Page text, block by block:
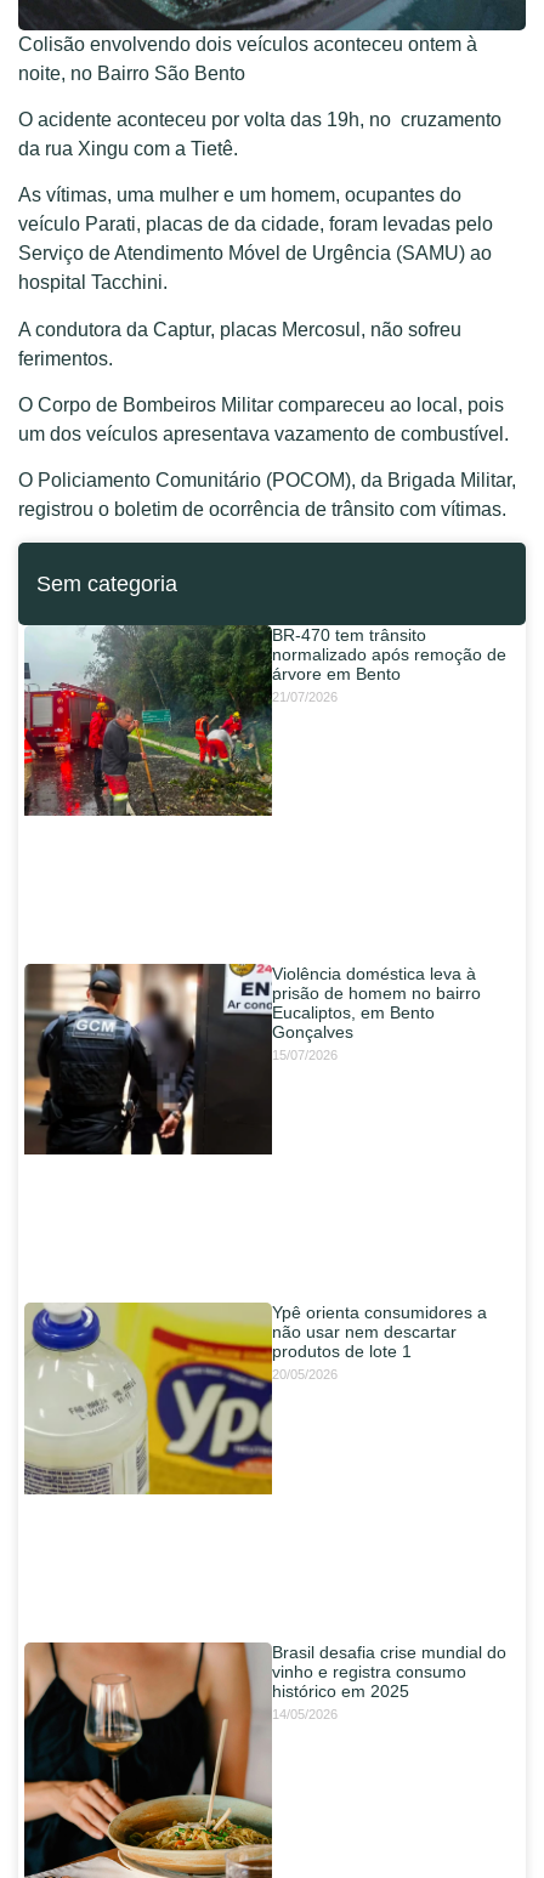
Colisão envolvendo dois veículos aconteceu ontem à
noite, no Bairro São Bento
O acidente aconteceu por volta das 19h, no cruzamento
da rua Xingu com a Tietê.
As vítimas, uma mulher e um homem, ocupantes do
veículo Parati, placas de da cidade, foram levadas pelo
Serviço de Atendimento Móvel de Urgência (SAMU) ao
hospital Tacchini.
A condutora da Captur, placas Mercosul, não sofreu
ferimentos.
O Corpo de Bombeiros Militar compareceu ao local, pois
um dos veículos apresentava vazamento de combustível.
O Policiamento Comunitário (POCOM), da Brigada Militar,
registrou o boletim de ocorrência de trânsito com vítimas.
Sem categoria
BR-470 tem trânsito
normalizado após remoção de
árvore em Bento
21/07/2026
Violência doméstica leva à
prisão de homem no bairro
Eucaliptos, em Bento
Gonçalves
15/07/2026
Ypê orienta consumidores a
não usar nem descartar
produtos de lote 1
20/05/2026
Brasil desafia crise mundial do
vinho e registra consumo
histórico em 2025
14/05/2026